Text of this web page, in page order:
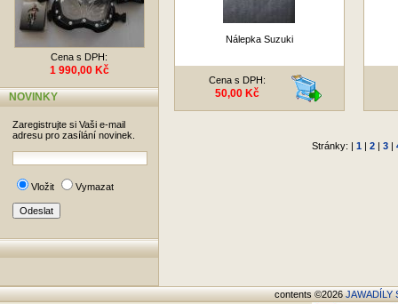
Cena s DPH:
1 990,00 Kč
NOVINKY
Zaregistrujte si Vaši e-mail
adresu pro zasílání novinek.
Vložit Vymazat
Nálepka Suzuki
Cena s DPH:
50,00 Kč
Stránky: | 1| 2| 3|
contents ©2026JAWADÍLY